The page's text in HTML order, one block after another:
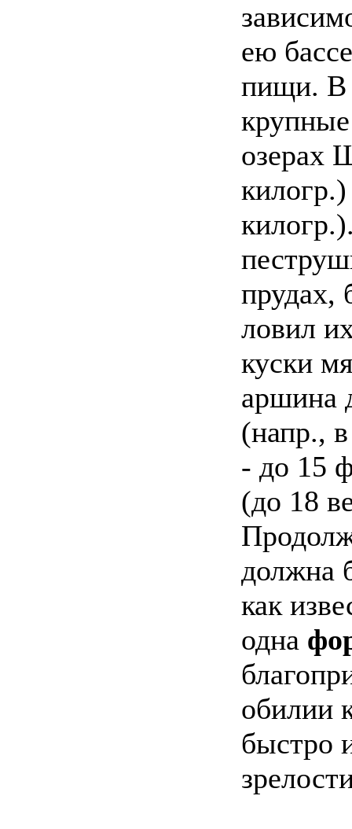
ею
пищи. В
озерах
прудах,
ловил
куски
аршина
(напр.,
- до 15
(до 18
должна
как
одна
обилии
быстро